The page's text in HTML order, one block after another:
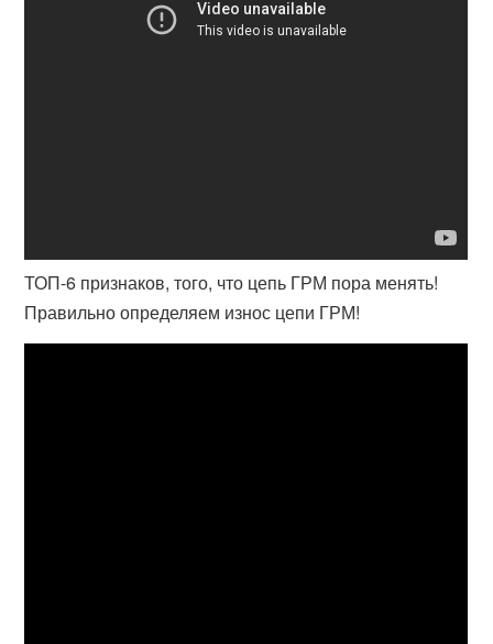
ТОП-6 признаков, того, что цепь ГРМ пора менять!
Правильно определяем износ цепи ГРМ!